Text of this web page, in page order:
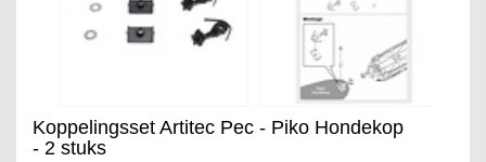
Koppelingsset Artitec Pec - Piko Hondekop
- 2 stuks